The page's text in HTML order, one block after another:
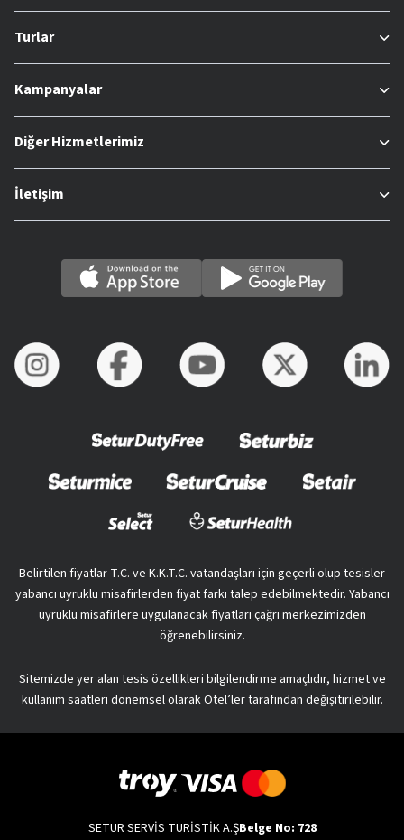
Turlar
Kampanyalar
Diğer Hizmetlerimiz
İletişim
Belirtilen fiyatlar T.C. ve K.K.T.C. vatandaşları için geçerli olup tesisler
yabancı uyruklu misafirlerden fiyat farkı talep edebilmektedir. Yabancı
uyruklu misafirlere uygulanacak fiyatları çağrı merkezimizden
öğrenebilirsiniz.
Sitemizde yer alan tesis özellikleri bilgilendirme amaçlıdır, hizmet ve
kullanım saatleri dönemsel olarak Otel’ler tarafından değişitirilebilir.
SETUR SERVİS TURİSTİK A.ŞBelge No: 728